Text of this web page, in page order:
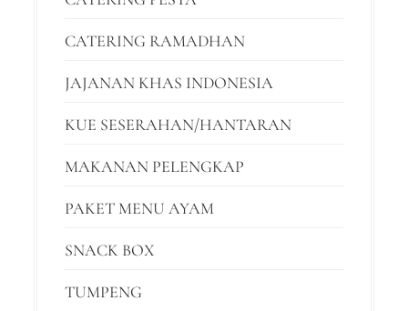
CATERING RAMADHAN
JAJANAN KHAS INDONESIA
KUE SESERAHAN/HANTARAN
MAKANAN PELENGKAP
PAKET MENU AYAM
SNACK BOX
TUMPENG